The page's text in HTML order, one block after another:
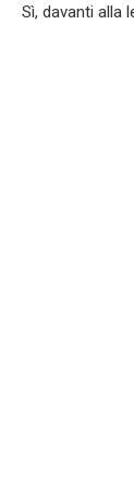
Sì, davanti alla